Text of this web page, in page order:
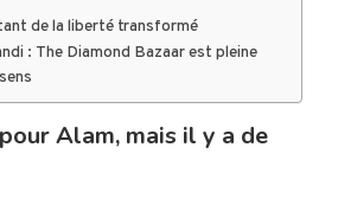
de la liberté transformé
: The Diamond Bazaar est pleine
Alam, mais il y a de